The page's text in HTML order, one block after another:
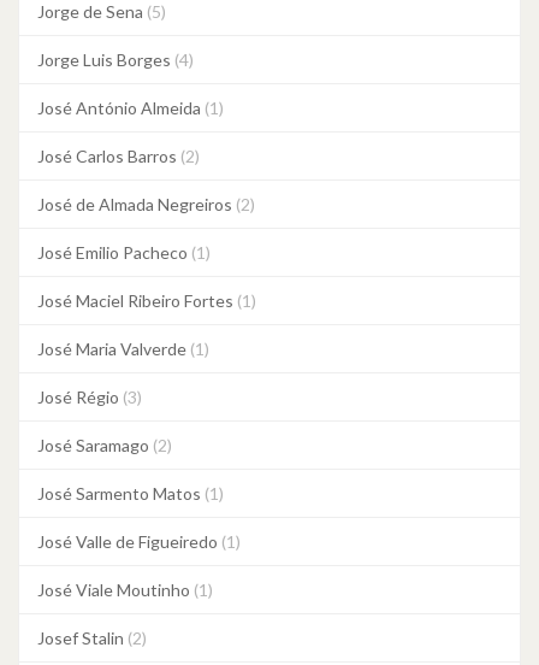
Jorge de Sena (5)
Jorge Luis Borges (4)
José António Almeida (1)
José Carlos Barros (2)
José de Almada Negreiros (2)
José Emilio Pacheco (1)
José Maciel Ribeiro Fortes (1)
José Maria Valverde (1)
José Régio (3)
José Saramago (2)
José Sarmento Matos (1)
José Valle de Figueiredo (1)
José Viale Moutinho (1)
Josef Stalin (2)